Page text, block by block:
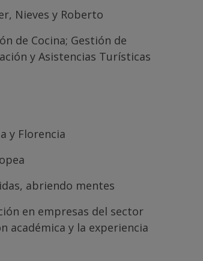
Nieves y Roberto
de Cocina; Gestión de
y Asistencias Turísticas
y Florencia
abriendo mentes
en empresas del sector
académica y la experiencia